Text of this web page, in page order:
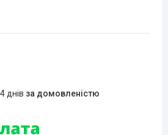
днів за домовленістю